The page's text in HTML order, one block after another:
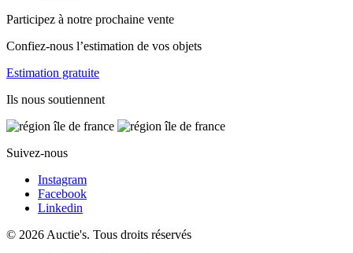
Participez à notre prochaine vente
Confiez-nous l’estimation de vos objets
Estimation gratuite
Ils nous soutiennent
Suivez-nous
Instagram
Facebook
Linkedin
© 2026 Auctie's. Tous droits réservés